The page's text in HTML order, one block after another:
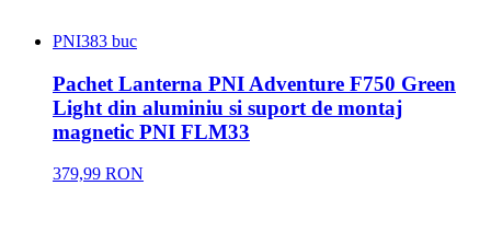
PNI383 buc
Pachet Lanterna PNI Adventure F750 Green
Light din aluminiu si suport de montaj
magnetic PNI FLM33
379,99 RON